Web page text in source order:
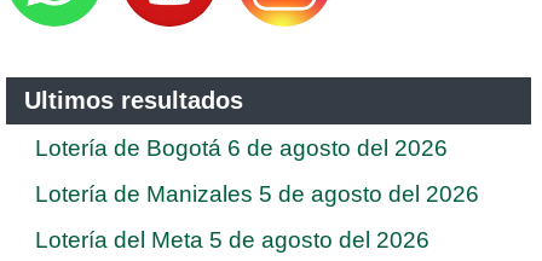
Ultimos resultados
Lotería de Bogotá 6 de agosto del 2026
Lotería de Manizales 5 de agosto del 2026
Lotería del Meta 5 de agosto del 2026